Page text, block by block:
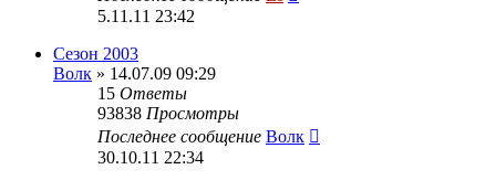
5.11.11 23:42
Сезон 2003
Волк » 14.07.09 09:29
15 Ответы
93838 Просмотры
Последнее сообщение Волк
30.10.11 22:34